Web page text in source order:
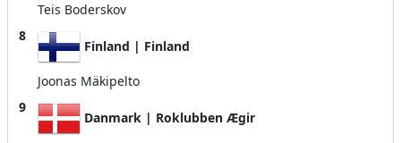
Teis Boderskov
8
Finland | Finland
Joonas Mäkipelto
9
Danmark | Roklubben Ægir